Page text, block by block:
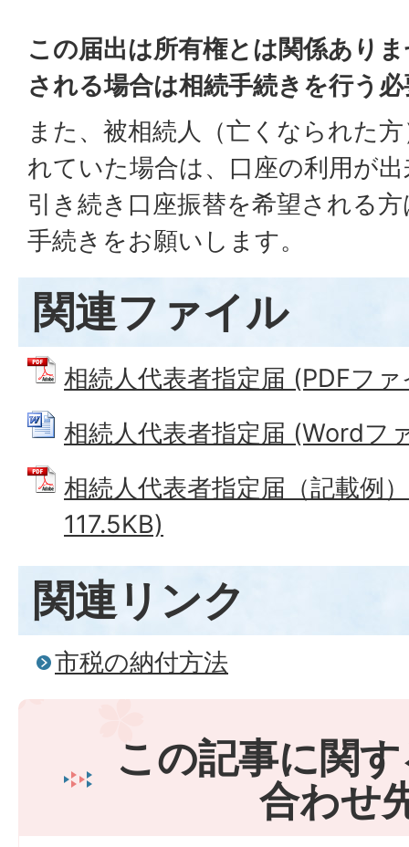
この届出は所有権とは関係あり
される場合は相続手続きを行う
また、被相続人（亡くなられた
れていた場合は、口座の利用が
引き続き口座振替を希望される
手続きをお願いします。
関連ファイル
相続人代表者指定届 (PDFフ
相続人代表者指定届 (Wordフ
相続人代表者指定届（記載例
117.5KB)
関連リンク
市税の納付方法
この記事に関
合わせ